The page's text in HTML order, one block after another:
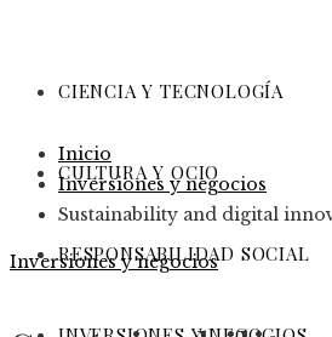
Inversiones y negocios
CIENCIA Y TECNOLOGÍA
CULTURA Y OCIO
RESPONSABILIDAD SOCIAL
Inicio
Inversiones y negocios
Sustainability and digital
Inversiones y negocios